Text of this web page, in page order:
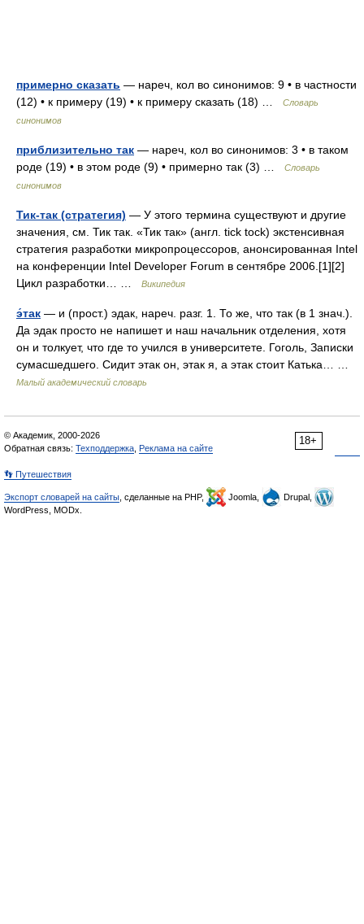
примерно сказать — нареч, кол во синонимов: 9 • в частности
(12) • к примеру (19) • к примеру сказать (18) …
Словарь
синонимов
приблизительно так — нареч, кол во синонимов: 3 • в таком
роде (19) • в этом роде (9) • примерно так (3) …
Словарь
синонимов
Тик-так (стратегия) — У этого термина существуют и другие
значения, см. Тик так. «Тик так» (англ. tick tock) экстенсивная
стратегия разработки микропроцессоров, анонсированная Intel
на конференции Intel Developer Forum в сентябре 2006.[1][2]
Цикл разработки… …
Википедия
э́так — и (прост.) эдак, нареч. разг. 1. То же, что так (в 1 знач.).
Да эдак просто не напишет и наш начальник отделения, хотя
он и толкует, что где то учился в университете. Гоголь, Записки
сумасшедшего. Сидит этак он, этак я, а этак стоит Катька… …
Малый академический словарь
18+
© Академик, 2000-2026
Обратная связь: Техподдержка Реклама на сайте
👣 Путешествия
Экспорт словарей на сайты , сделанные на PHP, Joomla,
Drupal,
WordPress, MODx.